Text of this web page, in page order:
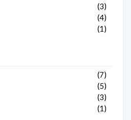
(3)
(4)
(1)
(7)
(5)
(3)
(1)